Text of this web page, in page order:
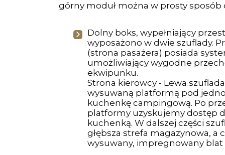
górny moduł można w prosty sposób
Dolny boks, wypełniający
wyposażono w dwie szuflady.
(strona pasażera) posiada
umożliwiający wygodne
ekwipunku.
Strona kierowcy - Lewa
wysuwaną platformą pod
kuchenkę campingową. Po
platformy uzyskujemy dostęp
kuchenką. W dalszej części
głębsza strefa magazynowa, a
wysuwany, impregnowany blat